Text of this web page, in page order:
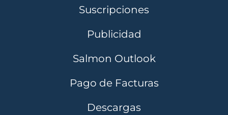
Suscripciones
Publicidad
Salmon Outlook
Pago de Facturas
Descargas